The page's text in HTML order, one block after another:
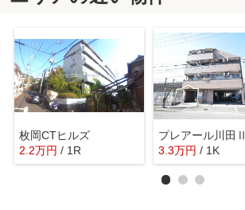
枚岡CTヒルズ
2.2万円 / 1R
プレアール川田Ⅱ
3.3万円 / 1K